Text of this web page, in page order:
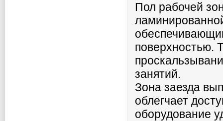
Пол рабочей
поверхностью.
занятий.
Зона заезда
облегчает
оборудование